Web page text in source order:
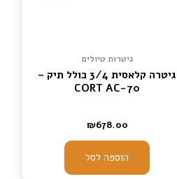
גיטרות טיולים
גיטרה קלאסית 3/4 כולל תיק –
CORT AC-70
₪678.00
הוספה לסל